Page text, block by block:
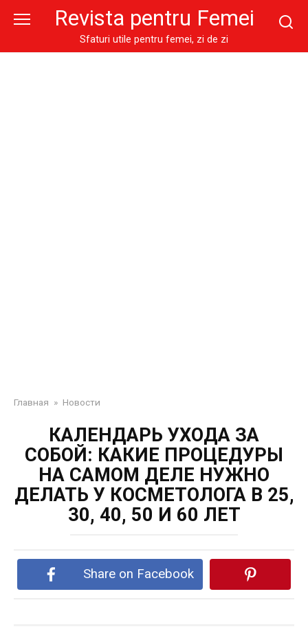
Revista pentru Femei
Sfaturi utile pentru femei, zi de zi
Главная » Новости
КАЛЕНДАРЬ УХОДА ЗА
СОБОЙ: КАКИЕ ПРОЦЕДУРЫ
НА САМОМ ДЕЛЕ НУЖНО
ДЕЛАТЬ У КОСМЕТОЛОГА В 25,
30, 40, 50 И 60 ЛЕТ
Share on Facebook